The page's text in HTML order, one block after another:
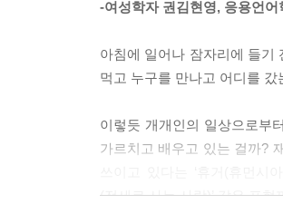
어를 만들어 내는가? 욕망 때
‘명’을 ‘띵’으로 읽는 야민
할 수 있는 것이다. 폭풍눈물
수 없다.
-여성학자 권김현영, 응용언
아침에 일어나 잠자리에 들기
먹고 누구를 만나고 어디를
이렇듯 개개인의 일상으로부
가르치고 배우고 있는 걸까?
(전세로 사는 사람)’ 같은 표